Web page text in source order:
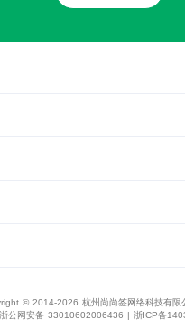
© 2014-2026 杭州尚尚签网络科技有限
浙公网安备 33010602006436 | 浙ICP备